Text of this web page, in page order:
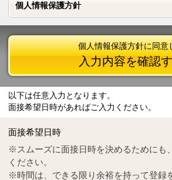
個人情報保護方針
個人情報保護方針
Tel
0570-55-0314
個人情報保護方針に同意
入力内容を確認
以下は任意入力となります。
面接希望日時があればご入力ください。
面接希望日時
※スムーズに面接日時を決めるためにも
ください。
※時間は、できる限り余裕を持って登録